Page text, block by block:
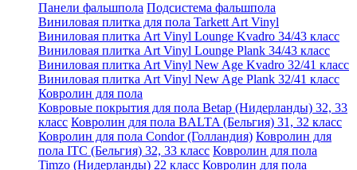
Панели фальшпола Подсистема фальшпола
Виниловая плитка для пола Tarkett Art Vinyl
Виниловая плитка Art Vinyl Lounge Kvadro 34/43 класс
Виниловая плитка Art Vinyl Lounge Plank 34/43 класс
Виниловая плитка Art Vinyl New Age Kvadro 32/41 класс
Виниловая плитка Art Vinyl New Age Plank 32/41 класс
Ковролин для пола
Ковровые покрытия для пола Betap (Нидерланды) 32, 33
класс Ковролин для пола BALTA (Бельгия) 31, 32 класс
Ковролин для пола Condor (Голландия) Ковролин для
пола ITC (Бельгия) 32, 33 класс Ковролин для пола
Timzo (Нидерланды) 22 класс Ковролин для пола